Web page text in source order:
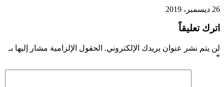
26 ديسمبر، 2019
اترك تعليقاً
لن يتم نشر عنوان بريدك الإلكتروني. الحقول الإلزامية مشار إليها بـ
*